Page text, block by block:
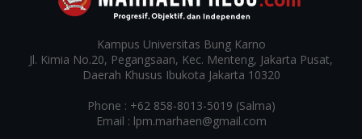
Kampus Universitas Bung Karno
Jl. Kimia No.20, Pegangsaan, Kec. Menteng, Jakarta Pusat,
Daerah Khusus Ibukota Jakarta 10320
Phone : +62 858-8013-5019 (Salma)
Email : lpm.marhaen@gmail.com